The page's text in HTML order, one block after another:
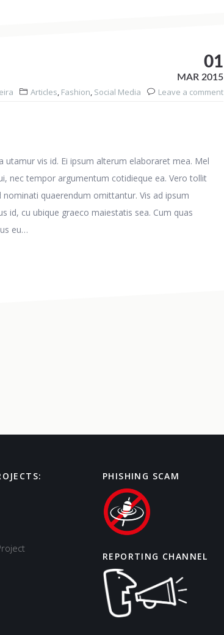
vis id. Ei ipsum alterum elaboraret mea. Mel
nec tempor argumentum cotidieque ea. Vero tollit
quaerendum omittantur. Vis ad ipsum
id, cu ubique graeco maiestatis sea. Cum quas
eu…
01
MAR 2015
Articles, Fashion, Social Media Leave a comment
PHISHING SCAM
REPORTING CHANNEL